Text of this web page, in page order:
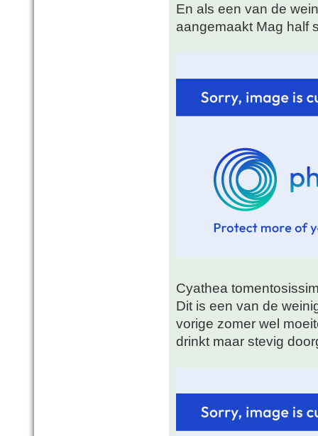
En als een van de
aangemaakt Mag half
Cyathea
Dit is een van de
vorige zomer wel
drinkt maar stevig